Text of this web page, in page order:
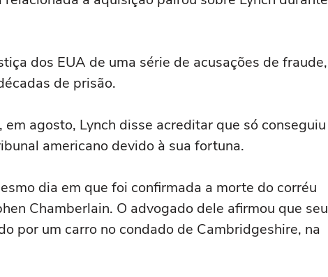
dos EUA de uma série de acusações de fraude,
de prisão.
agosto, Lynch disse acreditar que só conseguiu
americano devido à sua fortuna.
dia em que foi confirmada a morte do corréu
Chamberlain. O advogado dele afirmou que seu
por um carro no condado de Cambridgeshire, na